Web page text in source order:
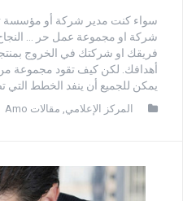
سواء كنت مدير شركة أو مؤسسة
شركة او مجموعة عمل حر …
فريقك او شركتك في الخروج
أهدافك. لكن كيف تقود مجموعة من
يمكن للجميع أن ينفد الخطط التي
المركز الإعلامي , مقالات Amo